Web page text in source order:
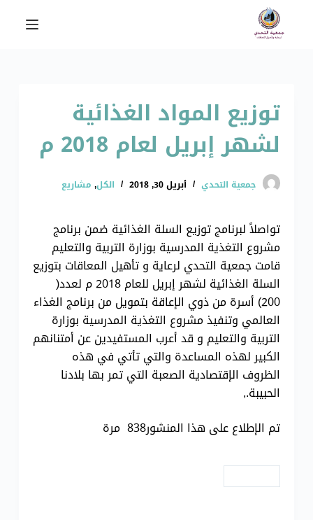
توزيع المواد الغذائية
لشهر إبريل لعام 2018 م
جمعية التحدي أبريل 30, 2018 الكل, مشاريع
تواصلاً لبرنامج توزيع السلة الغذائية ضمن برنامج
مشروع التغذية المدرسية بوزارة التربية والتعليم
قامت جمعية التحدي لرعاية و تأهيل المعاقات بتوزيع
السلة الغذائية لشهر إبريل للعام 2018 م لعدد(
200) أسرة من ذوي الإعاقة بتمويل من برنامج الغذاء
العالمي وتنفيذ مشروع التغذية المدرسية بوزارة
التربية والتعليم و قد أعرب المستفيدين عن أمتنانهم
الكبير لهذه المساعدة والتي تأتي في هذه
الظروف الإقتصادية الصعبة التي تمر بها بلادنا
الحبيبة.,
تم الإطلاع على هذا المنشور838 مرة